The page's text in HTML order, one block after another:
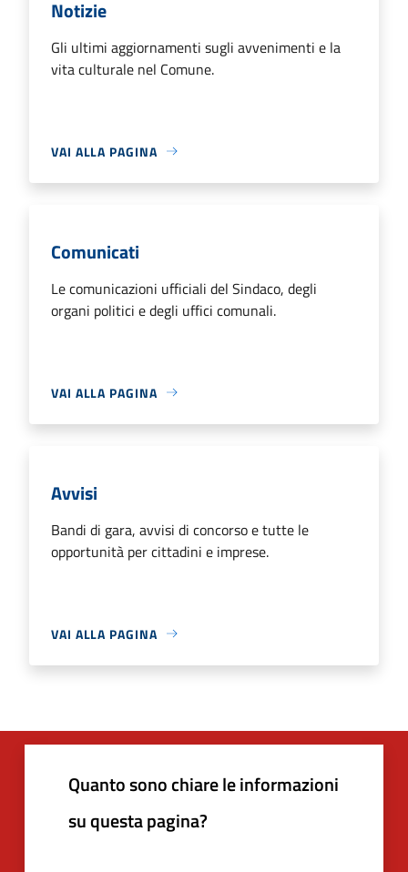
Notizie
Gli ultimi aggiornamenti sugli avvenimenti e la
vita culturale nel Comune.
VAI ALLA PAGINA
Comunicati
Le comunicazioni ufficiali del Sindaco, degli
organi politici e degli uffici comunali.
VAI ALLA PAGINA
Avvisi
Bandi di gara, avvisi di concorso e tutte le
opportunità per cittadini e imprese.
VAI ALLA PAGINA
Quanto sono chiare le informazioni
su questa pagina?